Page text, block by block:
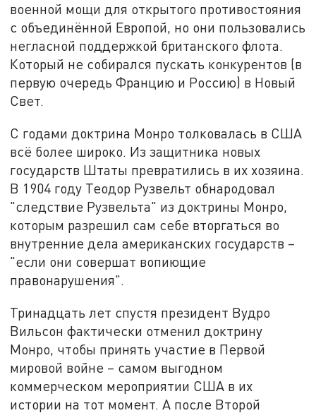
военной мощи для открытого противостояния
с объединённой Европой, но они пользовались
негласной поддержкой британского флота.
Который не собирался пускать конкурентов (в
первую очередь Францию и Россию) в Новый
Свет.
С годами доктрина Монро толковалась в США
всё более широко. Из защитника новых
государств Штаты превратились в их хозяина.
В 1904 году Теодор Рузвельт обнародовал
"следствие Рузвельта" из доктрины Монро,
которым разрешил сам себе вторгаться во
внутренние дела американских государств –
"если они совершат вопиющие
правонарушения".
Тринадцать лет спустя президент Вудро
Вильсон фактически отменил доктрину
Монро, чтобы принять участие в Первой
мировой войне – самом выгодном
коммерческом мероприятии США в их
истории на тот момент. А после Второй